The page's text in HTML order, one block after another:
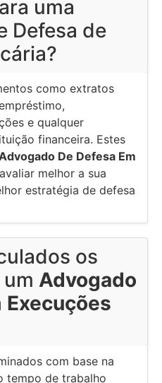
uma
Defesa de
como extratos
e qualquer
financeira. Estes
De Defesa Em
melhor a sua
estratégia de defesa
os
Advogado
Execuções
com base na
tempo de trabalho